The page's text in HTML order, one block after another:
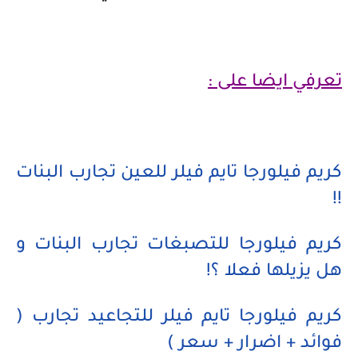
تعرفي ايضا على :
كريم فيلورجا تايم فيلر للعين تجارب البنات
!!
كريم فيلورجا للتصبغات تجارب البنات و
هل يزيلها فعلا ؟!
كريم فيلورجا تايم فيلر للتجاعيد تجارب (
فوائد + اضرار + سعر )